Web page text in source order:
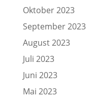
Oktober 2023
September 2023
August 2023
Juli 2023
Juni 2023
Mai 2023